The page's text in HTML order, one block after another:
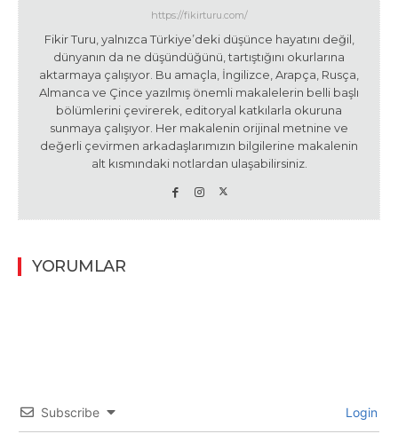
https://fikirturu.com/
Fikir Turu, yalnızca Türkiye’deki düşünce hayatını değil,
dünyanın da ne düşündüğünü, tartıştığını okurlarına
aktarmaya çalışıyor. Bu amaçla, İngilizce, Arapça, Rusça,
Almanca ve Çince yazılmış önemli makalelerin belli başlı
bölümlerini çevirerek, editoryal katkılarla okuruna
sunmaya çalışıyor. Her makalenin orijinal metnine ve
değerli çevirmen arkadaşlarımızın bilgilerine makalenin
alt kısmındaki notlardan ulaşabilirsiniz.
YORUMLAR
Subscribe Login